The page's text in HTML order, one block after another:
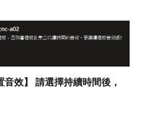
效】 請選擇持續時間後，